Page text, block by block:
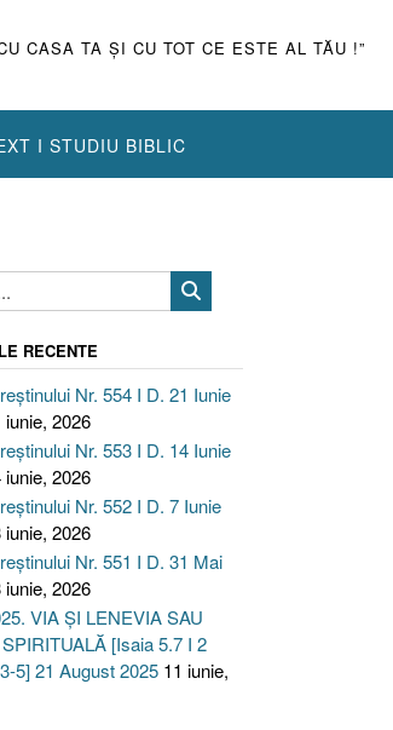
CASA TA ŞI CU TOT CE ESTE AL TĂU !”
I STUDIU BIBLIC
RECENTE
Nr. 554 I D. 21 Iunie
iunie, 2026
Nr. 553 I D. 14 Iunie
iunie, 2026
Nr. 552 I D. 7 Iunie
iunie, 2026
Nr. 551 I D. 31 Mai
iunie, 2026
VIA ȘI LENEVIA SAU
[Isaia 5.7 I 2
5] 21 August 2025 11 iunie,